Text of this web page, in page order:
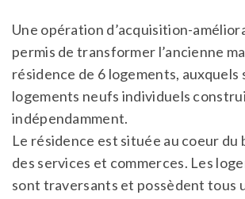
Une opération d’acquisition-
permis de transformer l’ancienne
résidence de 6 logements, auxquels
logements neufs individuels
indépendamment.
Le résidence est située au coeur du
des services et commerces. Les
sont traversants et possèdent tous